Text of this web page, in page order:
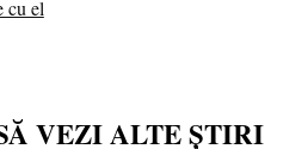
cu el
VEZI ALTE ȘTIRI